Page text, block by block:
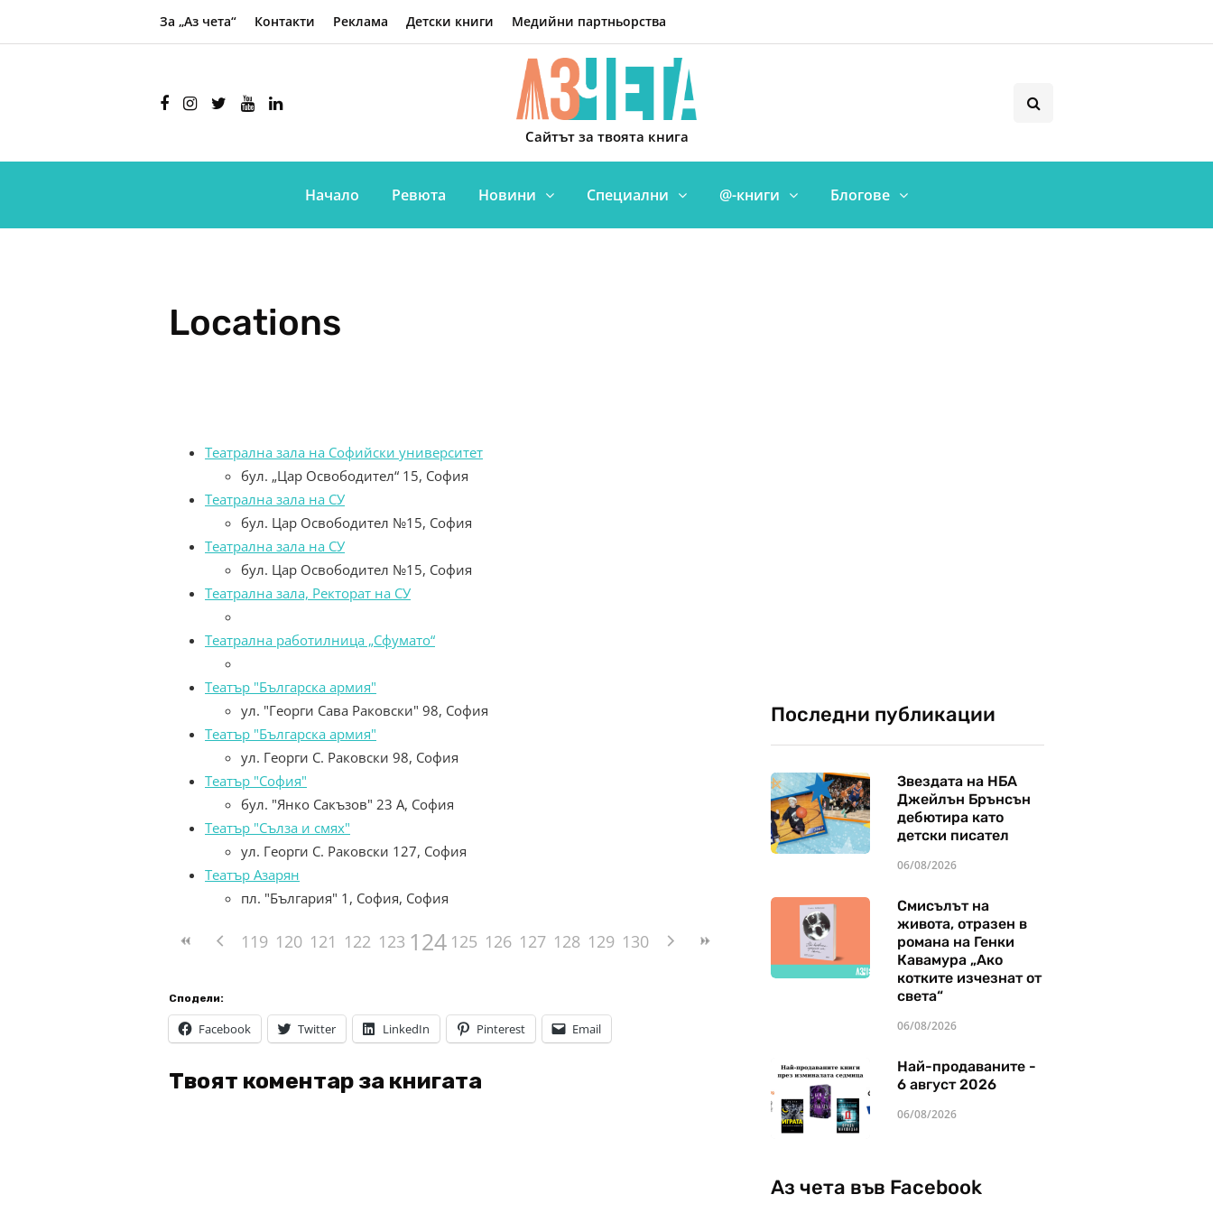
За „Аз чета“ Контакти Реклама Детски книги Медийни партньорства
Сайтът за твоята книга
Начало Ревюта Новини Специални @-книги Блогове
Locations
Театрална зала на Софийски университет
бул. „Цар Освободител“ 15, София
Театрална зала на СУ
бул. Цар Освободител №15, София
Театрална зала на СУ
бул. Цар Освободител №15, София
Театрална зала, Ректорат на СУ
Театрална работилница „Сфумато“
Театър "Българска армия"
ул. "Георги Сава Раковски" 98, София
Театър "Българска армия"
ул. Георги С. Раковски 98, София
Театър "София"
бул. "Янко Сакъзов" 23 А, София
Театър "Сълза и смях"
ул. Георги С. Раковски 127, София
Театър Азарян
пл. "България" 1, София, София
119 120 121 122 123 124 125 126 127 128 129 130
Сподели:
Facebook Twitter LinkedIn Pinterest Email
Твоят коментар за книгата
Последни публикации
Звездата на НБА
Джейлън Брънсън
дебютира като
детски писател
06/08/2026
Смисълът на
живота, отразен в
романа на Генки
Кавамура „Ако
котките изчезнат от
света“
06/08/2026
Най-продаваните -
6 август 2026
06/08/2026
Аз чета във Facebook